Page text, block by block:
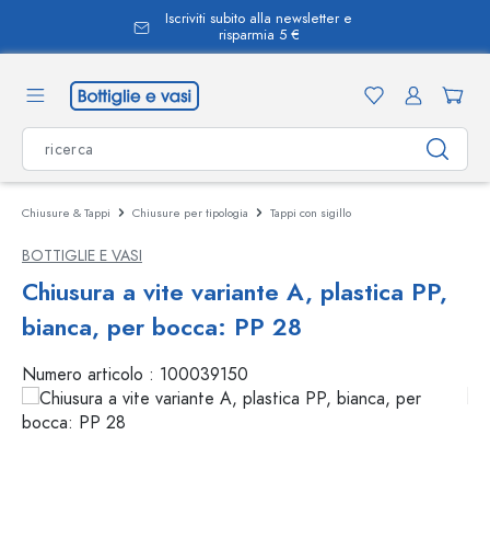
Iscriviti subito alla newsletter e
risparmia 5 €
Chiusure & Tappi Chiusure per tipologia Tappi con sigillo
BOTTIGLIE E VASI
Chiusura a vite variante A, plastica PP,
bianca, per bocca: PP 28
Numero articolo : 100039150